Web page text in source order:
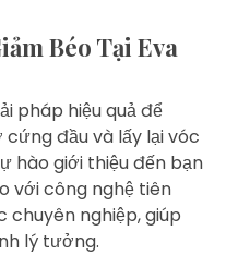
Béo Tại Eva
pháp hiệu quả để
đầu và lấy lại vóc
hào giới thiệu đến bạn
với công nghệ tiên
chuyên nghiệp, giúp
lý tưởng.